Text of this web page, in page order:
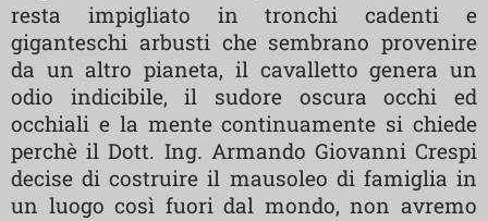
resta impigliato in tronchi cadenti e
giganteschi arbusti che sembrano provenire
da un altro pianeta, il cavalletto genera un
odio indicibile, il sudore oscura occhi ed
occhiali e la mente continuamente si chiede
perchè il Dott. Ing. Armando Giovanni Crespi
decise di costruire il mausoleo di famiglia in
un luogo così fuori dal mondo, non avremo